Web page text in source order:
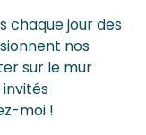
chaque jour des
nos
sur le mur
invités
moi !